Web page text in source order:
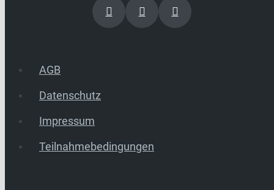
AGB
Datenschutz
Impressum
Teilnahmebedingungen